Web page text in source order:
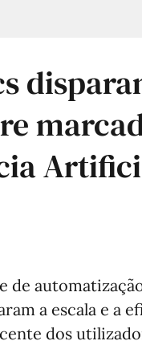
de
a escala e a
dos